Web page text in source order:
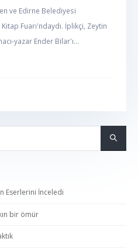
ve Edirne Belediyesi
Fuarı'ndaydı. İplikçi, Zeytin
yazar Ender Bilar'ı...
Eserlerini İnceledi
bir ömür